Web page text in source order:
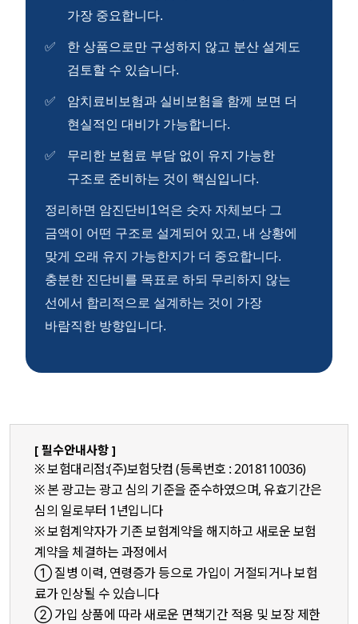
가장 중요합니다.
한 상품으로만 구성하지 않고 분산 설계도
검토할 수 있습니다.
암치료비보험과 실비보험을 함께 보면 더
현실적인 대비가 가능합니다.
무리한 보험료 부담 없이 유지 가능한
구조로 준비하는 것이 핵심입니다.
정리하면 암진단비1억은 숫자 자체보다 그
금액이 어떤 구조로 설계되어 있고, 내 상황에
맞게 오래 유지 가능한지가 더 중요합니다.
충분한 진단비를 목표로 하되 무리하지 않는
선에서 합리적으로 설계하는 것이 가장
바람직한 방향입니다.
[ 필수안내사항 ]
※ 보험대리점:(주)보험닷컴 (등록번호 : 2018110036)
※ 본 광고는 광고 심의 기준을 준수하였으며, 유효기간은
심의 일로부터 1년입니다
※ 보험계약자가 기존 보험계약을 해지하고 새로운 보험
계약을 체결하는 과정에서
① 질병 이력, 연령증가 등으로 가입이 거절되거나 보험
료가 인상될 수 있습니다
② 가입 상품에 따라 새로운 면책기간 적용 및 보장 제한